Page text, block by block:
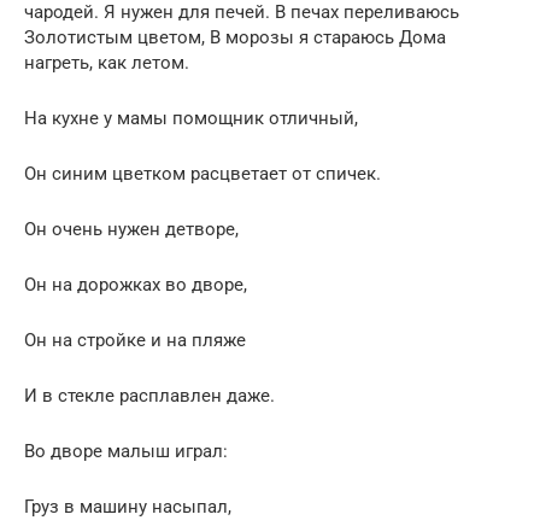
чародей. Я нужен для печей. В печах переливаюсь
Золотистым цветом, В морозы я стараюсь Дома
нагреть, как летом.
На кухне у мамы помощник отличный,
Он синим цветком расцветает от спичек.
Он очень нужен детворе,
Он на дорожках во дворе,
Он на стройке и на пляже
И в стекле расплавлен даже.
Во дворе малыш играл:
Груз в машину насыпал,